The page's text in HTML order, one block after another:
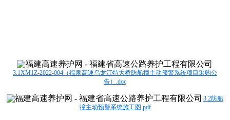
3.1XM1Z-2022-004（福泉高速乌龙江特大桥防船撞主动预警系统项目采购公
告）.doc
3.2防船
撞主动预警系统施工图.pdf